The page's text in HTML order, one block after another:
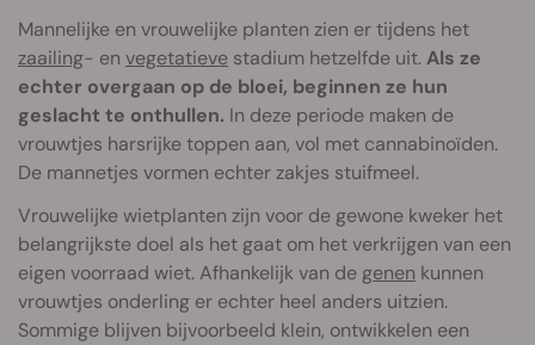
Mannelijke en vrouwelijke planten zien er tijdens het
zaailing- en vegetatieve stadium hetzelfde uit.Als ze
echter overgaan op de bloei, beginnen ze hun
geslacht te onthullen. In deze periode maken de
vrouwtjes harsrijke toppen aan, vol met cannabinoïden.
De mannetjes vormen echter zakjes stuifmeel.
Vrouwelijke wietplanten zijn voor de gewone kweker het
belangrijkste doel als het gaat om het verkrijgen van een
eigen voorraad wiet. Afhankelijk van de genen kunnen
vrouwtjes onderling er echter heel anders uitzien.
Sommige blijven bijvoorbeeld klein, ontwikkelen een